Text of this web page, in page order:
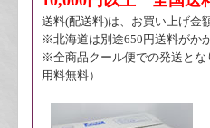
送料(配送料)は、お買い上げ金
※北海道は別途650円送料がか
※全商品クール便での発送とな
用料無料）